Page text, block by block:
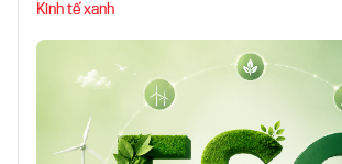
Kinh tế xanh